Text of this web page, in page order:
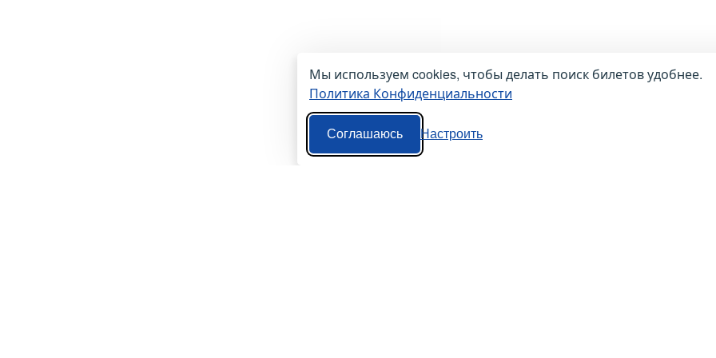
Мы используем cookies, чтобы делать поиск билетов удобнее.
Политика Конфиденциальности
Соглашаюсь Настроить